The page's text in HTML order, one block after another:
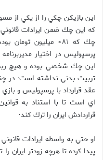
اين بازيكن چكي را از يكي از
كه اين چك ضمن ايرادات
چك كه ۰۸۱ ميليون
پرسپوليس در اختيار
اين چك شخصي بوده و هيچ
تربيت بدني نداشته است· در
عقد قرارداد با پرسپوليس و
اي است تا با استناد به
قراردادش ايران را ترك كند·
پيدا كرده تا هرچه زودتر